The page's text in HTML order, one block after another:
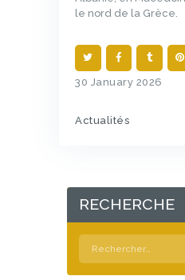
le nord de la Grèce.
30 January 2026
Actualités
RECHERCHE